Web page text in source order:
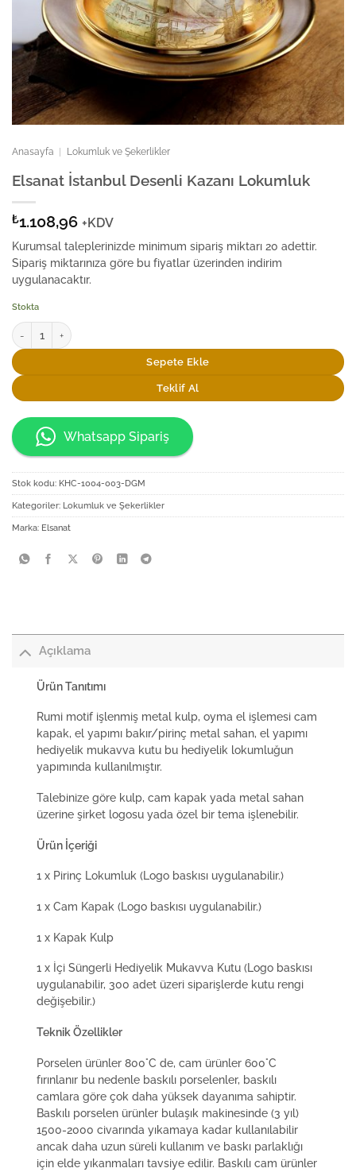
Anasayfa Lokumluk ve Şekerlikler
Elsanat İstanbul Desenli Kazanı Lokumluk
₺1.108,96 +KDV
Kurumsal taleplerinizde minimum sipariş miktarı 20 adettir.
Sipariş miktarınıza göre bu fiyatlar üzerinden indirim
uygulanacaktır.
Stokta
Elsanat İstanbul Desenli Kazanı Lokumluk adet
Sepete Ekle
Teklif Al
Whatsapp Sipariş
Stok kodu: KHC-1004-003-DGM
Kategoriler: Lokumluk ve Şekerlikler
Marka: Elsanat
Açıklama
Ürün Tanıtımı
Rumi motif işlenmiş metal kulp, oyma el işlemesi cam
kapak, el yapımı bakır/pirinç metal sahan, el yapımı
hediyelik mukavva kutu bu hediyelik lokumluğun
yapımında kullanılmıştır.
Talebinize göre kulp, cam kapak yada metal sahan
üzerine şirket logosu yada özel bir tema işlenebilir.
Ürün İçeriği
1 x Pirinç Lokumluk (Logo baskısı uygulanabilir.)
1 x Cam Kapak (Logo baskısı uygulanabilir.)
1 x Kapak Kulp
1 x İçi Süngerli Hediyelik Mukavva Kutu (Logo baskısı
uygulanabilir, 300 adet üzeri siparişlerde kutu rengi
değişebilir.)
Teknik Özellikler
Porselen ürünler 800°C de, cam ürünler 600°C
fırınlanır bu nedenle baskılı porselenler, baskılı
camlara göre çok daha yüksek dayanıma sahiptir.
Baskılı porselen ürünler bulaşık makinesinde (3 yıl)
1500-2000 civarında yıkamaya kadar kullanılabilir
ancak daha uzun süreli kullanım ve baskı parlaklığı
için elde yıkanmaları tavsiye edilir. Baskılı cam ürünler